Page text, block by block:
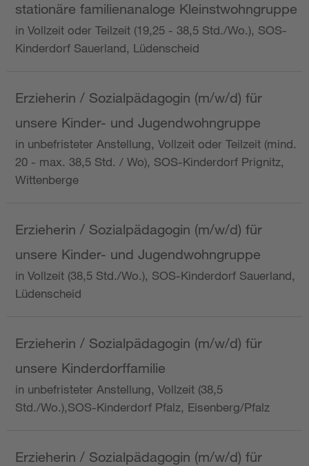
stationäre familienanaloge Kleinstwohngruppe
in Vollzeit oder Teilzeit (19,25 - 38,5 Std./Wo.), SOS-
Kinderdorf Sauerland, Lüdenscheid
Erzieherin / Sozialpädagogin (m/w/d) für
unsere Kinder- und Jugendwohngruppe
in unbefristeter Anstellung, Vollzeit oder Teilzeit (mind.
20 - max. 38,5 Std. / Wo), SOS-Kinderdorf Prignitz,
Wittenberge
Erzieherin / Sozialpädagogin (m/w/d) für
unsere Kinder- und Jugendwohngruppe
in Vollzeit (38,5 Std./Wo.), SOS-Kinderdorf Sauerland,
Lüdenscheid
Erzieherin / Sozialpädagogin (m/w/d) für
unsere Kinderdorffamilie
in unbefristeter Anstellung, Vollzeit (38,5
Std./Wo.),SOS-Kinderdorf Pfalz, Eisenberg/Pfalz
Erzieherin / Sozialpädagogin (m/w/d) für